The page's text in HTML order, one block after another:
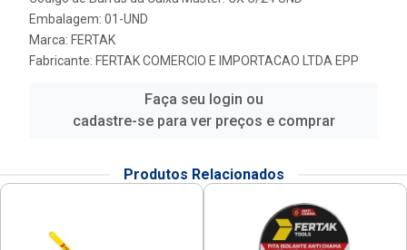
Embalagem: 01-UND
Marca: FERTAK
Fabricante: FERTAK COMERCIO E IMPORTACAO LTDA EPP
Faça seu login ou
cadastre-se para ver preços e comprar
Produtos Relacionados